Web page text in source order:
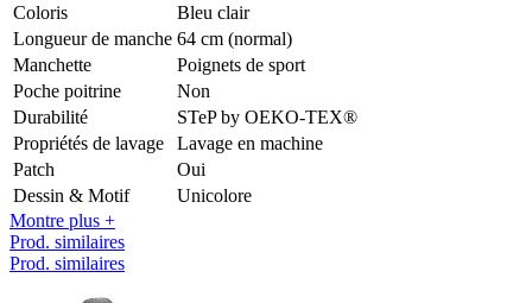
Coloris
Bleu clair
Longueur de manche 64 cm (normal)
Manchette
Poignets de sport
Poche poitrine
Non
Durabilité
STeP by OEKO-TEX®
Propriétés de lavage
Lavage en machine
Patch
Oui
Dessin & Motif
Unicolore
Montre plus +
Prod. similaires
Prod. similaires